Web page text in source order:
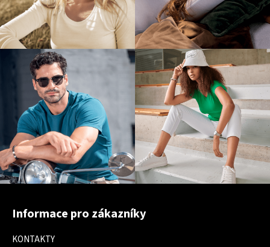
Z
Informace pro zákazníky
KONTAKTY